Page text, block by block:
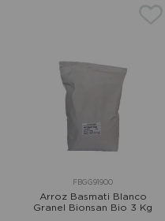
FBGG91900
Arroz Basmati Blanco
Granel Bionsan Bio 3 Kg